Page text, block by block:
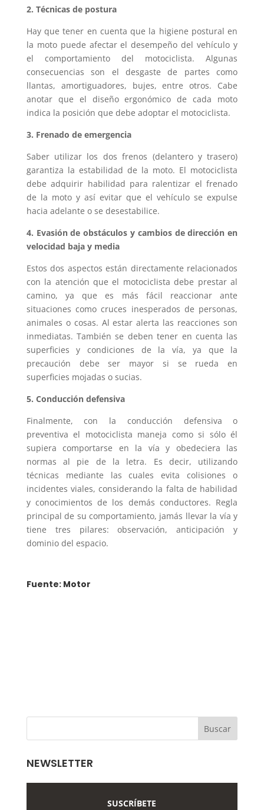
2. Técnicas de postura
Hay que tener en cuenta que la higiene postural en
la moto puede afectar el desempeño del vehículo y
el comportamiento del motociclista. Algunas
consecuencias son el desgaste de partes como
llantas, amortiguadores, bujes, entre otros. Cabe
anotar que el diseño ergonómico de cada moto
indica la posición que debe adoptar el motociclista.
3. Frenado de emergencia
Saber utilizar los dos frenos (delantero y trasero)
garantiza la estabilidad de la moto. El motociclista
debe adquirir habilidad para ralentizar el frenado
de la moto y así evitar que el vehículo se expulse
hacia adelante o se desestabilice.
4. Evasión de obstáculos y cambios de dirección en
velocidad baja y media
Estos dos aspectos están directamente relacionados
con la atención que el motociclista debe prestar al
camino, ya que es más fácil reaccionar ante
situaciones como cruces inesperados de personas,
animales o cosas. Al estar alerta las reacciones son
inmediatas. También se deben tener en cuenta las
superficies y condiciones de la vía, ya que la
precaución debe ser mayor si se rueda en
superficies mojadas o sucias.
5. Conducción defensiva
Finalmente, con la conducción defensiva o
preventiva el motociclista maneja como si sólo él
supiera comportarse en la vía y obedeciera las
normas al pie de la letra. Es decir, utilizando
técnicas mediante las cuales evita colisiones o
incidentes viales, considerando la falta de habilidad
y conocimientos de los demás conductores. Regla
principal de su comportamiento, jamás llevar la vía y
tiene tres pilares: observación, anticipación y
dominio del espacio.
Fuente: Motor
NEWSLETTER
SUSCRÍBETE